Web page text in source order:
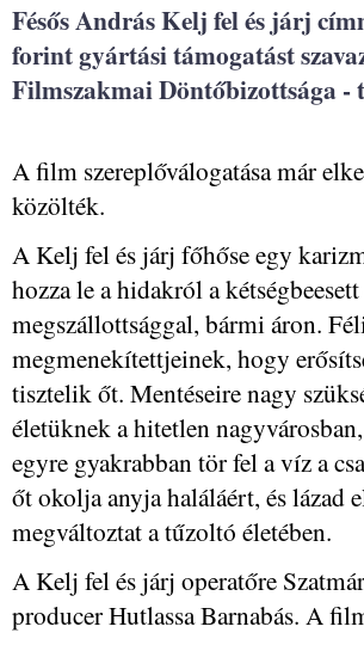
Fésős András Kelj fel és járj
forint gyártási támogatást
Filmszakmai Döntőbizottsága
A film szereplőválogatása már
közölték.
A Kelj fel és járj főhőse egy
hozza le a hidakról a
megszállottsággal, bármi áron.
megmenekítettjeinek, hogy
tisztelik őt. Mentéseire nagy
életüknek a hitetlen
egyre gyakrabban tör fel a víz a
őt okolja anyja haláláért, és lázad
megváltoztat a tűzoltó életében.
A Kelj fel és járj operatőre
producer Hutlassa Barnabás. A